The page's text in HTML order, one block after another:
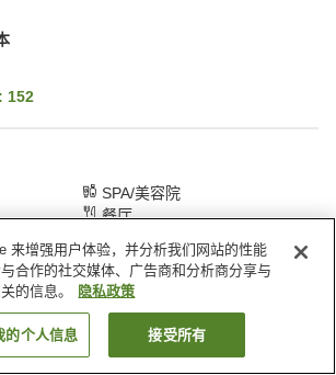
152
SPA/美容院
餐厅
鸭川 La Pista Hotel & Resort
搜索客房
来增强用户体验，并分析我们网站的性能
合作的社交媒体、广告商和分析商分享与
的信息。
隐私政策
的个人信息 接受所有